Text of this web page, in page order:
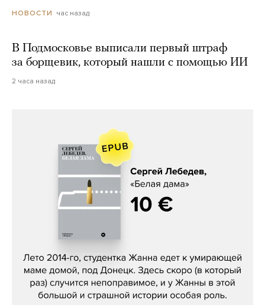
НОВОСТИ час назад
В Подмосковье выписали первый штраф
за борщевик, который нашли с помощью ИИ
2 часа назад
Сергей Лебедев, «Белая дама»